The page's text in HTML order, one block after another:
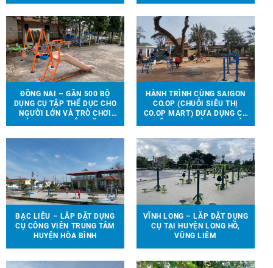
ĐỒNG NAI – GẦN 500 BỘ
DỤNG CỤ TẬP THỂ DỤC CHO
NGƯỜI LỚN VÀ TRÒ CHƠI
HÀNH TRÌNH CÙNG SAIGON
CO.OP (CHUỖI SIÊU THỊ
CO.OP MART) ĐƯA DỤNG CỤ
HỌC TẠI 6 TỈNH THÀNH
BẠC LIÊU – LẮP ĐẶT DỤNG
CỤ CÔNG VIÊN TRUNG TÂM
HUYỆN HÒA BÌNH
VĨNH LONG – LẮP ĐẶT DỤNG
CỤ TẠI HUYỆN LONG HỒ,
VŨNG LIÊM